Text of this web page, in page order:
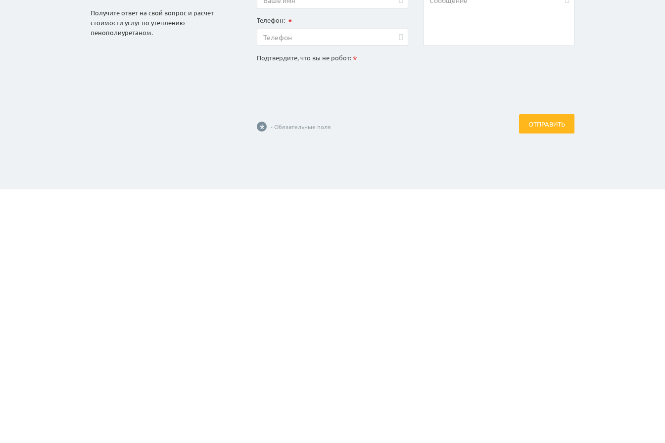
Получите ответ на свой вопрос и расчет
стоимости услуг по утеплению
пенополиуретаном.
Телефон: *
Подтвердите, что вы не робот:*
* - Обязательные поля ОТПРАВИТЬ